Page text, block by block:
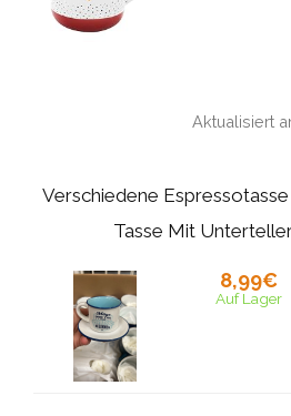
Aktualisiert
Verschiedene
Tasse Mit
8,99€
Auf Lager